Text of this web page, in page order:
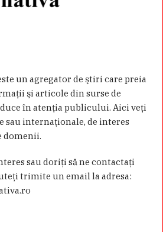
un agregator de ştiri care preia
şi articole din surse de
în atenţia publicului. Aici veţi
internaţionale, de interes
domenii.
sau doriţi să ne contactaţi
trimite un email la adresa: